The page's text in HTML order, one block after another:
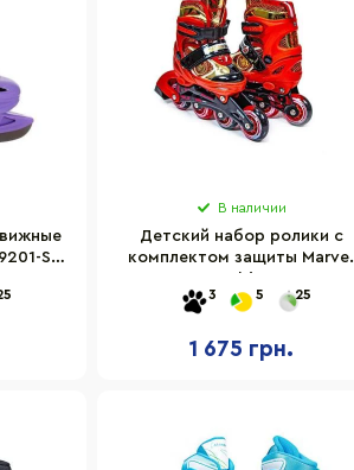
S
В наличии
Детский набор ролики с
комплектом защиты Marvel
размер 27-30
3 5 25
1 675 грн.